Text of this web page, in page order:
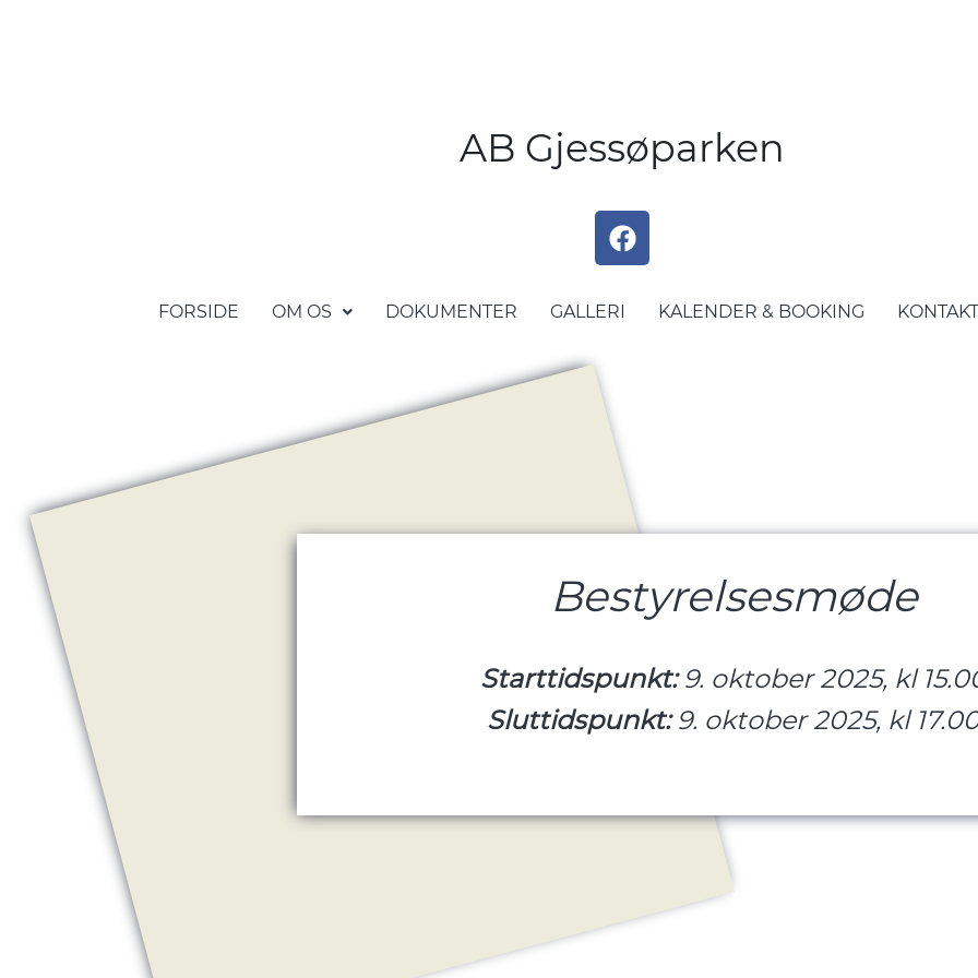
AB Gjessøparken
FORSIDE OM OS DOKUMENTER GALLERI KALENDER & BOOKING KONTAKT
Bestyrelsesmøde
Starttidspunkt:9. oktober 2025, kl
Sluttidspunkt:9. oktober 2025, kl